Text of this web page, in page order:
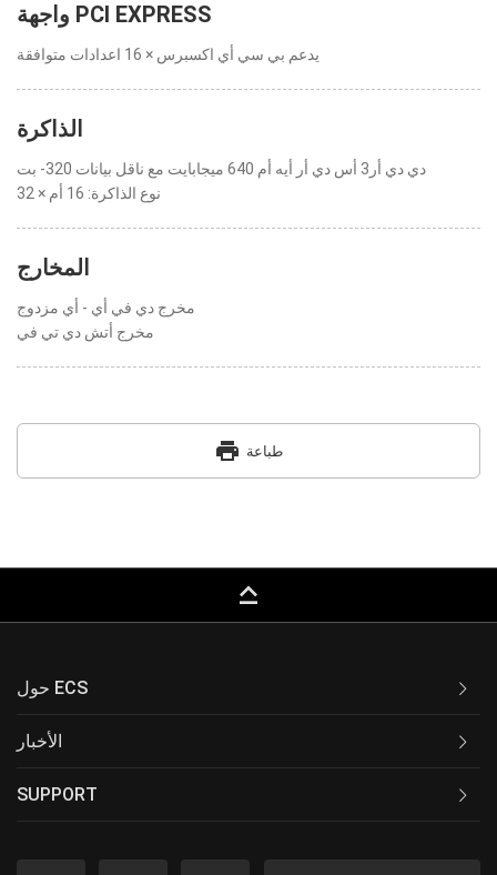
واجهة PCI EXPRESS
يدعم بي سي أي اكسبرس × 16 اعدادات متوافقة
الذاكرة
دي دي أر3 أس دي أر أيه أم 640 ميجابايت مع ناقل بيانات 320- بت
نوع الذاكرة: 16 أم × 32
المخارج
مخرج دي في أي - أي مزدوج
مخرج أتش دي تي في
print طباعة
keyboard_capslock
حول ECS
الأخبار
SUPPORT